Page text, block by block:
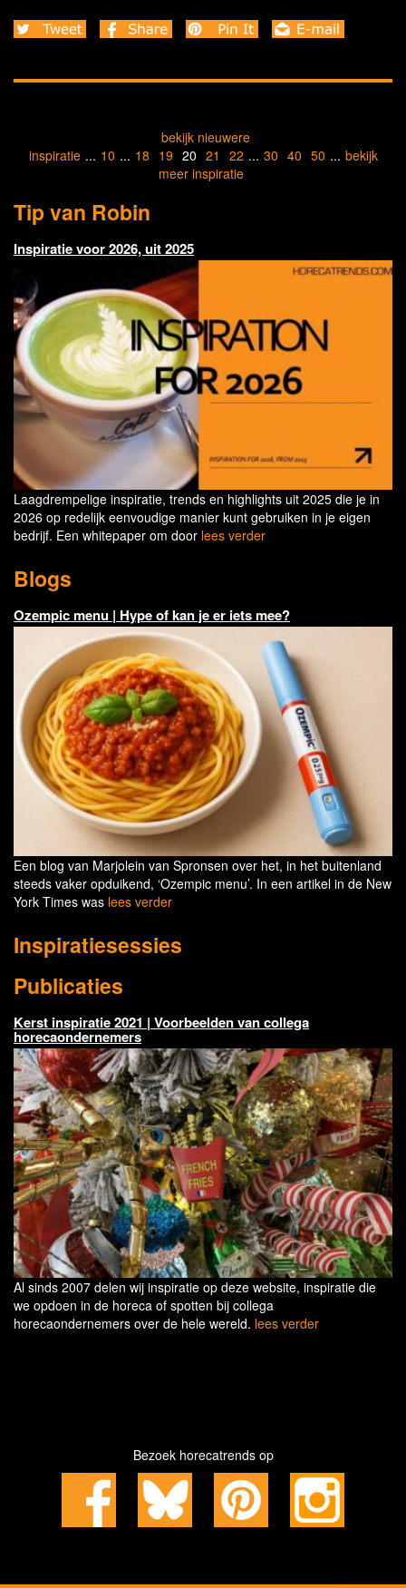
bekijk nieuwere
inspiratie ... 10 ... 18 19 20 21 22 ... 30 40 50 ... bekijk
meer inspiratie
Tip van Robin
Inspiratie voor 2026, uit 2025
Laagdrempelige inspiratie, trends en highlights uit 2025 die je in
2026 op redelijk eenvoudige manier kunt gebruiken in je eigen
bedrijf. Een whitepaper om door lees verder
Blogs
Ozempic menu | Hype of kan je er iets mee?
Een blog van Marjolein van Spronsen over het, in het buitenland
steeds vaker opduikend, ‘Ozempic menu’. In een artikel in de New
York Times was lees verder
Inspiratiesessies
Publicaties
Kerst inspiratie 2021 | Voorbeelden van collega
horecaondernemers
Al sinds 2007 delen wij inspiratie op deze website, inspiratie die
we opdoen in de horeca of spotten bij collega
horecaondernemers over de hele wereld. lees verder
Bezoek horecatrends op